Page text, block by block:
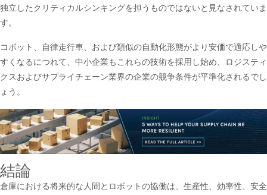
独立したクリティカルシンキングを担うものではないと見なされていま
す。
コボット、自律走行車、および類似の自動化形態がより安価で適応しや
すくなるにつれて、中小企業もこれらの技術を採用し始め、ロジスティ
クスおよびサプライチェーン業界の企業の競争条件が平準化されるでし
ょう。
結論
倉庫における将来的な人間とロボットの協働は、生産性、効率性、安全